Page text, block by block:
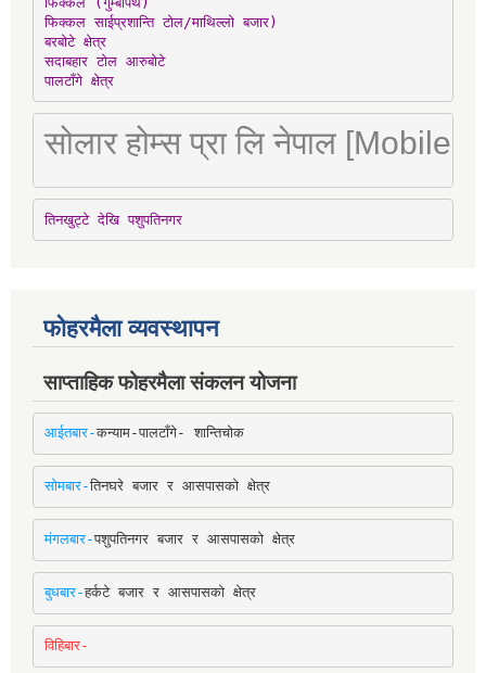
फिक्कल साईप्रशान्ति टोल/माथिल्लो बजार)
बरबोटे क्षेत्र
सदाबहार टोल आरुबोटे
पालटाँगे क्षेत्र
सोलार होम्स प्रा लि नेपाल [Mobile
तिनखुट्टे देखि पशुपतिनगर
फोहरमैला व्यवस्थापन
साप्ताहिक फोहरमैला संकलन योजना
आईतबार-कन्याम-पालटाँगे- शान्तिचोक
सोमबार-तिनघरे बजार र आसपासको क्षेत्र
मंगलबार-पशुपतिनगर बजार र आसपासको क्षेत्र
बुधबार-हर्कटे बजार र आसपासको क्षेत्र
विहिबार-